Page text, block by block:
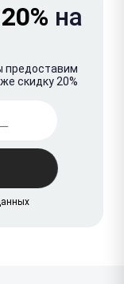
на
предоставим
скидку 20%